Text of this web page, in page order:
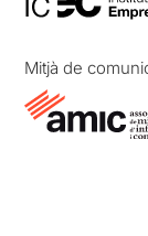
Mitjà de